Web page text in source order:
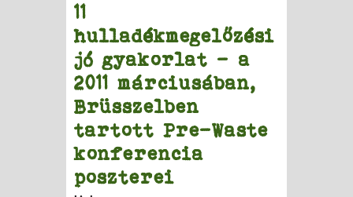
11
hulladékmegelőzési
jó gyakorlat - a
2011 márciusában,
Brüsszelben
tartott Pre-Waste
konferencia
poszterei